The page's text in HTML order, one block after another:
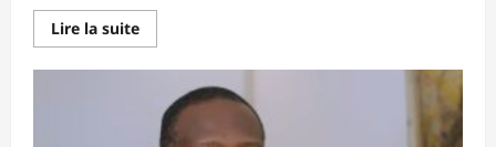
Lire la suiteEn
savoir
sur
Succession
Pape
François